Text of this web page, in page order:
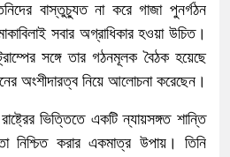
বাস্তুচ্যুত না করে গাজা পুনর্গঠন
সবার অগ্রাধিকার হওয়া উচিত।
সঙ্গে তার গঠনমূলক বৈঠক হয়েছে
অংশীদারত্ব নিয়ে আলোচনা করেছেন।
ভিত্তিতে একটি ন্যায়সঙ্গত শান্তি
নিশ্চিত করার একমাত্র উপায়। তিনি